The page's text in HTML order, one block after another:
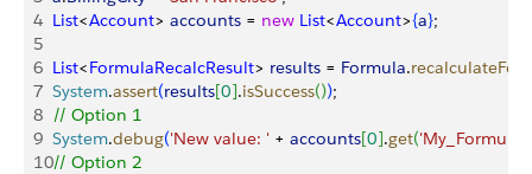
4 List<Account> accounts = new List<Account>{a};
5
6 List<FormulaRecalcResult> results = Formula.
7 System.assert(results[0].isSuccess());
8 // Option 1
9 System.debug('New value: ' + accounts[0].get(
10// Option 2